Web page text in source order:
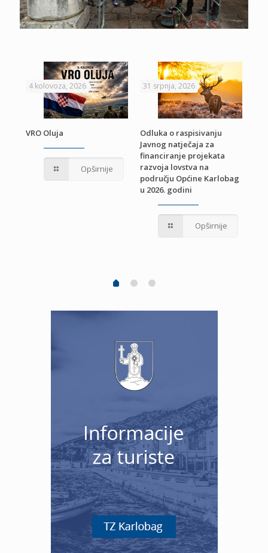
4 kolovoza, 2026
VRO Oluja
Opširnije
31 srpnja, 2026
Odluka o raspisivanju
Javnog natječaja za
financiranje projekata
razvoja lovstva na
području Općine Karlobag
u 2026. godini
Opširnije